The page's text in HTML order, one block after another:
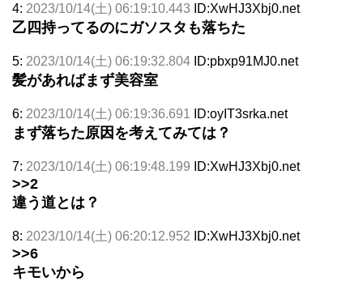
4: 2023/10/14(土) 06:19:10.443 ID:XwHJ3Xbj0.net
乙四持ってるのにガソスタも落ちた
5: 2023/10/14(土) 06:19:32.804 ID:pbxp91MJ0.net
髪があればまず美容室
6: 2023/10/14(土) 06:19:36.691 ID:oyIT3srka.net
まず落ちた原因を考えてみては？
7: 2023/10/14(土) 06:19:48.199 ID:XwHJ3Xbj0.net
>>2
違う道とは？
8: 2023/10/14(土) 06:20:12.952 ID:XwHJ3Xbj0.net
>>6
キモいから